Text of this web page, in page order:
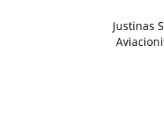
Justinas